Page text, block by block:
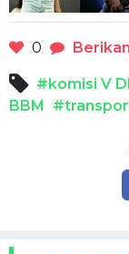
0
#komisi V
BBM